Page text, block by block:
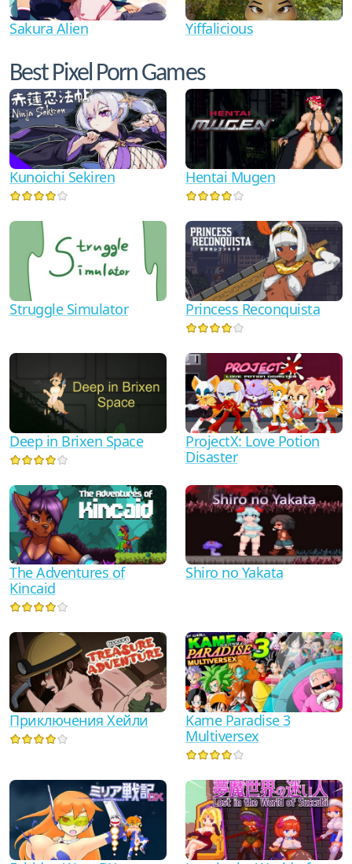
Sakura Alien Yiffalicious
Best Pixel Porn Games
Kunoichi Sekiren Hentai Mugen
Struggle Simulator Princess Reconquista
Deep in Brixen Space
ProjectX: Love Potion
Disaster
The Adventures of
Kincaid
Shiro no Yakata
Приключения Хейли
Kame Paradise 3
Multiversex